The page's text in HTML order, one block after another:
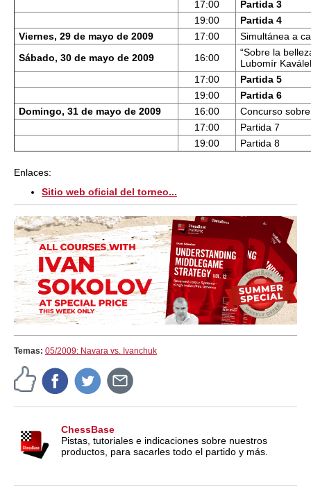
17:00
Partida 3
19:00
Partida 4
Viernes, 29 de mayo de 2009
17:00
Simultánea a
Sábado, 30 de mayo de 2009
16:00
“Sobre la
Lubomír
17:00
Partida 5
19:00
Partida 6
Domingo, 31 de mayo de 2009
16:00
Concurso
17:00
Partida 7
19:00
Partida 8
Enlaces:
Sitio web oficial del torneo...
Temas: 05/2009: Navara vs. Ivanchuk
ChessBase
Pistas, tutoriales e indicaciones sobre nuestros
productos, para sacarles todo el partido y más.